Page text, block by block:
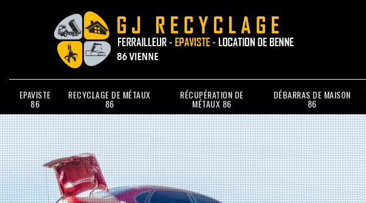
EPAVISTE
86
RECYCLAGE DE MÉTAUX
86
RÉCUPÉRATION DE
MÉTAUX 86
DÉBARRAS DE MAISON
86